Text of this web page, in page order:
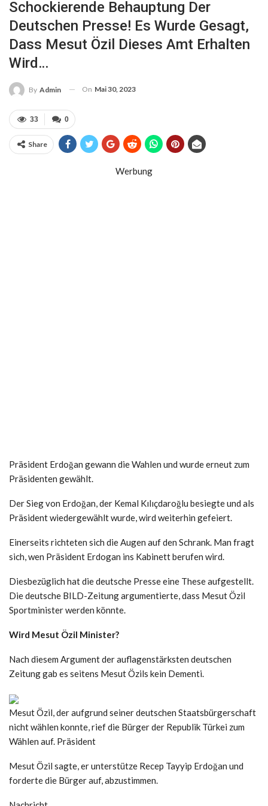
Schockierende Behauptung Der
Deutschen Presse! Es Wurde Gesagt,
Dass Mesut Özil Dieses Amt Erhalten
Wird…
By Admin On Mai 30, 2023
0
33
Share
Werbung
Präsident Erdoğan gewann die Wahlen und wurde erneut zum
Präsidenten gewählt.
Der Sieg von Erdoğan, der Kemal Kılıçdaroğlu besiegte und als
Präsident wiedergewählt wurde, wird weiterhin gefeiert.
Einerseits richteten sich die Augen auf den Schrank. Man fragt
sich, wen Präsident Erdogan ins Kabinett berufen wird.
Diesbezüglich hat die deutsche Presse eine These aufgestellt.
Die deutsche BILD-Zeitung argumentierte, dass Mesut Özil
Sportminister werden könnte.
Wird Mesut Özil Minister?
Nach diesem Argument der auflagenstärksten deutschen
Zeitung gab es seitens Mesut Özils kein Dementi.
Mesut Özil, der aufgrund seiner deutschen Staatsbürgerschaft
nicht wählen konnte, rief die Bürger der Republik Türkei zum
Wählen auf. Präsident
Mesut Özil sagte, er unterstütze Recep Tayyip Erdoğan und
forderte die Bürger auf, abzustimmen.